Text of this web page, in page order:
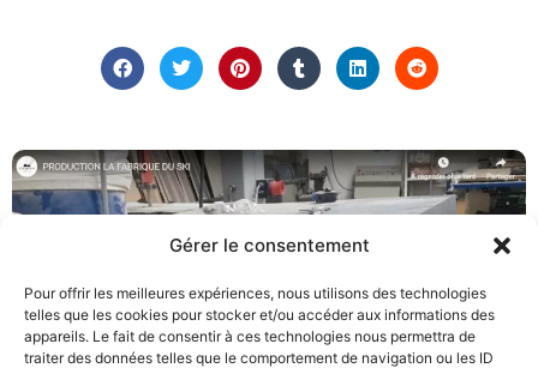
Gérer le consentement
Pour offrir les meilleures expériences, nous utilisons des technologies
telles que les cookies pour stocker et/ou accéder aux informations des
appareils. Le fait de consentir à ces technologies nous permettra de
traiter des données telles que le comportement de navigation ou les ID